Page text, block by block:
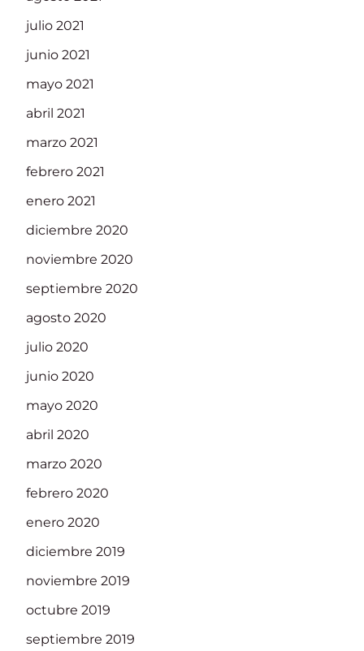
julio 2021
junio 2021
mayo 2021
abril 2021
marzo 2021
febrero 2021
enero 2021
diciembre 2020
noviembre 2020
septiembre 2020
agosto 2020
julio 2020
junio 2020
mayo 2020
abril 2020
marzo 2020
febrero 2020
enero 2020
diciembre 2019
noviembre 2019
octubre 2019
septiembre 2019